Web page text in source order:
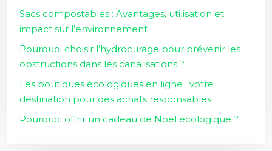
Sacs compostables : Avantages, utilisation et
impact sur l’environnement
Pourquoi choisir l’hydrocurage pour prévenir les
obstructions dans les canalisations ?
Les boutiques écologiques en ligne : votre
destination pour des achats responsables
Pourquoi offrir un cadeau de Noël écologique ?